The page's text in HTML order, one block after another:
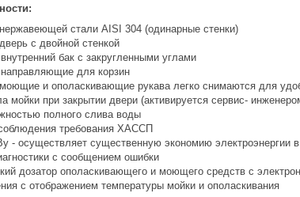
нержавеющей стали AISI 304 (одинарные стенки)
с двойной стенкой
бак с закругленными углами
для корзин
и ополаскивающие рукава легко снимаются для
мойки при закрытии двери (активируется сервис-
полного слива воды
требования ХАССП
- осуществляет существенную экономию электроэнергии
с сообщением ошибки
дозатор ополаскивающего и моющего средств с
с отображением температуры мойки и ополаскивания